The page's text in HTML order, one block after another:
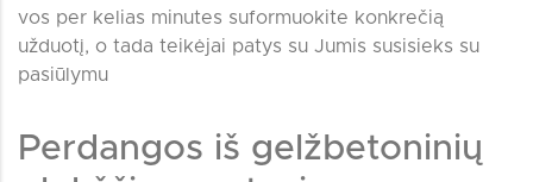
vos per kelias minutes suformuokite konkrečią
užduotį, o tada teikėjai patys su Jumis susisieks su
pasiūlymu
Perdangos iš gelžbetoninių